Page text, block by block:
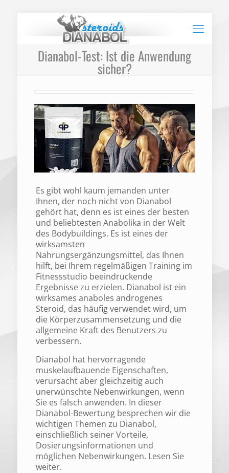
Dianabol-Test: Ist die Anwendung
sicher?
Es gibt wohl kaum jemanden unter
Ihnen, der noch nicht von Dianabol
gehört hat, denn es ist eines der besten
und beliebtesten Anabolika in der Welt
des Bodybuildings. Es ist eines der
wirksamsten
Nahrungsergänzungsmittel, das Ihnen
hilft, bei Ihrem regelmäßigen Training im
Fitnessstudio beeindruckende
Ergebnisse zu erzielen. Dianabol ist ein
wirksames anaboles androgenes
Steroid, das häufig verwendet wird, um
die Körperzusammensetzung und die
allgemeine Kraft des Benutzers zu
verbessern.
Dianabol hat hervorragende
muskelaufbauende Eigenschaften,
verursacht aber gleichzeitig auch
unerwünschte Nebenwirkungen, wenn
Sie es falsch anwenden. In dieser
Dianabol-Bewertung besprechen wir die
wichtigen Themen zu Dianabol,
einschließlich seiner Vorteile,
Dosierungsinformationen und
möglichen Nebenwirkungen. Lesen Sie
weiter.